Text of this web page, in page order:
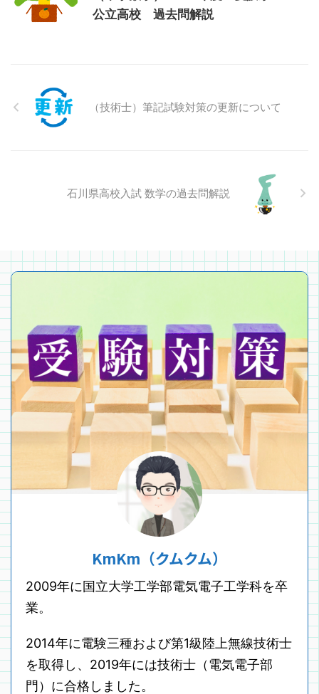
公立高校 過去問解説
（技術士）筆記試験対策の更新について
石川県高校入試 数学の過去問解説
KmKm（クムクム）
2009年に国立大学工学部電気電子工学科を卒
業。
2014年に電験三種および第1級陸上無線技術士
を取得し、2019年には技術士（電気電子部
門）に合格しました。